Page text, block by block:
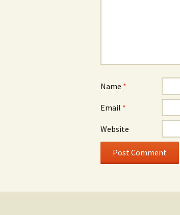
Name *
Email *
Website